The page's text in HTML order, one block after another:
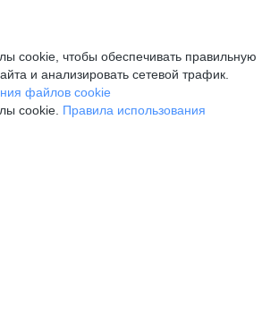
cookie, чтобы обеспечивать правильную
и анализировать сетевой трафик.
файлов cookie
cookie. Правила использования